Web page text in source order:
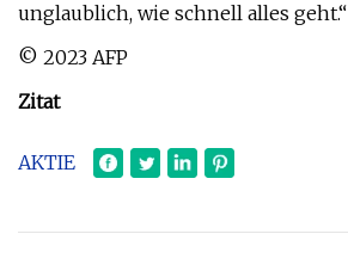
unglaublich, wie schnell alles geht.“
© 2023 AFP
Zitat
AKTIE